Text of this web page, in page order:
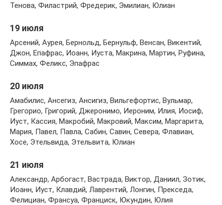
Тенова, Филастрий, Фредерик, Эмилиан, Юлиан
19 июля
Арсений, Аурея, Бернольд, Бернульф, Венсан, Викентий,
Джон, Епафрас, Иоанн, Иуста, Макрина, Мартин, Руфина,
Симмах, Феликс, Эпафрас
20 июля
Амабилис, Ансегиз, Ансигиз, Вильгефортис, Вульмар,
Грегорио, Григорий, Джеронимо, Иероним, Илия, Иосиф,
Иуст, Кассия, Макробий, Макровий, Максим, Маргарита,
Мария, Павел, Павла, Сабин, Савин, Севера, Флавиан,
Хосе, Этельвида, Этельвита, Юлиан
21 июля
Александр, Арбогаст, Вастрада, Виктор, Даниил, Зотик,
Иоанн, Иуст, Клавдий, Лаврентий, Лонгин, Прекседа,
Фелициан, Франсуа, Франциск, Юкундин, Юлия